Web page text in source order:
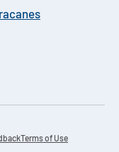
Terms of Use